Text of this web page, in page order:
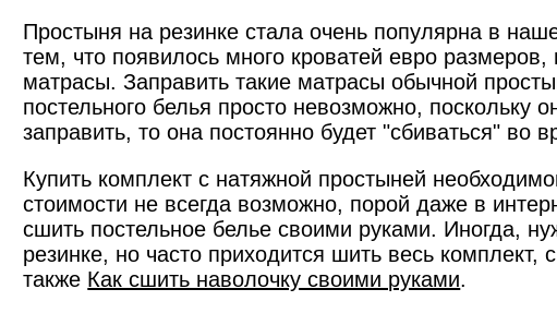
Простыня на резинке стала очень популярна в
тем, что появилось много кроватей евро
матрасы. Заправить такие матрасы обычной
постельного белья просто невозможно, поскольку
заправить, то она постоянно будет "сбиваться" во
Купить комплект с натяжной простыней
стоимости не всегда возможно, порой даже в
сшить постельное белье своими руками. Иногда,
резинке, но часто приходится шить весь
также Как сшить наволочку своими руками.